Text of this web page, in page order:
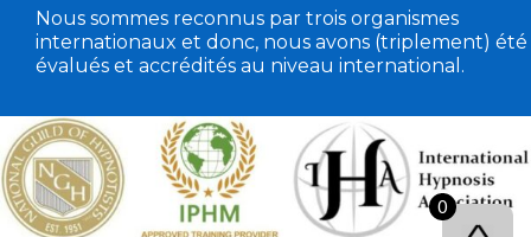
m
Nous sommes reconnus par trois organismes
internationaux et donc, nous avons (triplement) été
évalués et accrédités au niveau international.
0